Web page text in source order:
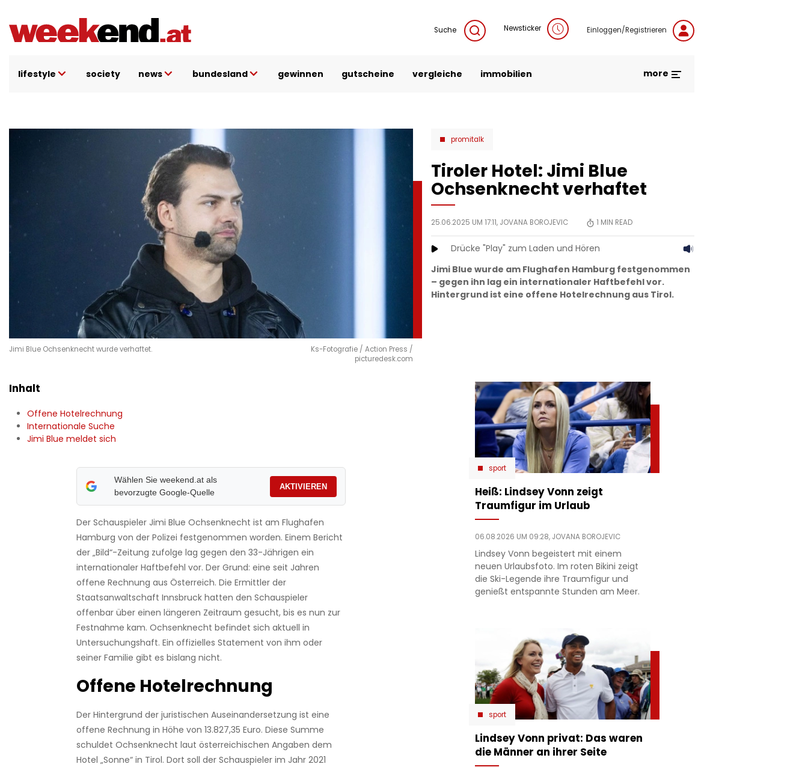
Inhalt
Suche Newsticker Einloggen/Registrieren
lifestyle society news bundesland gewinnen gutscheine vergleiche immobilien more
Jimi Blue Ochsenknecht wurde verhaftet.
Ks-Fotografie / Action Press /
picturedesk.com
promitalk
Tiroler Hotel: Jimi Blue
Ochsenknecht verhaftet
25.06.2025 UM 17:11, JOVANA BOROJEVIC 1 MIN READ
Drücke "Play" zum Laden und Hören
Jimi Blue wurde am Flughafen Hamburg festgenommen
– gegen ihn lag ein internationaler Haftbefehl vor.
Hintergrund ist eine offene Hotelrechnung aus Tirol.
Inhalt
Offene Hotelrechnung
Internationale Suche
Jimi Blue meldet sich
Wählen Sie weekend.at als
bevorzugte Google-Quelle
AKTIVIEREN
Der Schauspieler Jimi Blue Ochsenknecht ist am Flughafen
Hamburg von der Polizei festgenommen worden. Einem Bericht
der „Bild“-Zeitung zufolge lag gegen den 33-Jährigen ein
internationaler Haftbefehl vor. Der Grund: eine seit Jahren
offene Rechnung aus Österreich. Die Ermittler der
Staatsanwaltschaft Innsbruck hatten den Schauspieler
offenbar über einen längeren Zeitraum gesucht, bis es nun zur
Festnahme kam. Ochsenknecht befindet sich aktuell in
Untersuchungshaft. Ein offizielles Statement von ihm oder
seiner Familie gibt es bislang nicht.
Offene Hotelrechnung
Der Hintergrund der juristischen Auseinandersetzung ist eine
offene Rechnung in Höhe von 13.827,35 Euro. Diese Summe
schuldet Ochsenknecht laut österreichischen Angaben dem
Hotel „Sonne“ in Tirol. Dort soll der Schauspieler im Jahr 2021
sport
Heiß: Lindsey Vonn zeigt
Traumfigur im Urlaub
06.08.2026 UM 09:28, JOVANA BOROJEVIC
Lindsey Vonn begeistert mit einem
neuen Urlaubsfoto. Im roten Bikini zeigt
die Ski-Legende ihre Traumfigur und
genießt entspannte Stunden am Meer.
sport
Lindsey Vonn privat: Das waren
die Männer an ihrer Seite